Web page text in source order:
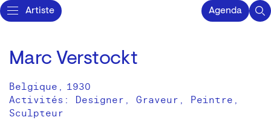
Artiste Agenda
Marc Verstockt
Belgique , 1930
Activités: Designer Graveur
Peintre
Sculpteur